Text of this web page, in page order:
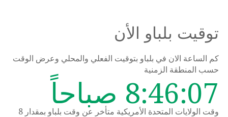
توقيت بلباو الأن
كم الساعة الان في بلباو بتوقيت الفعلي والمحلي وعرض الوقت
حسب المنطقة الزمنية
8:46:07 صباحاً
وقت الولايات المتحدة الأمريكية متأخر عن وقت بلباو بمقدار 8